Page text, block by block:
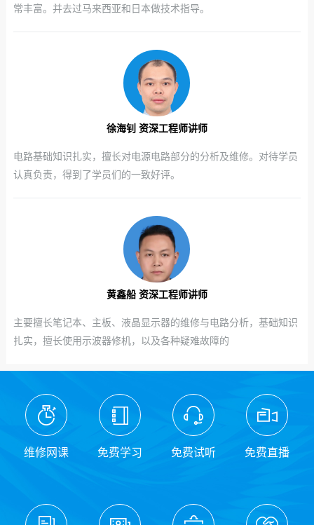
常丰富。并去过马来西亚和日本做技术指导。
徐海钊 资深工程师讲师
电路基础知识扎实，擅长对电源电路部分的分析及维修。对待学员
认真负责，得到了学员们的一致好评。
黄鑫船 资深工程师讲师
主要擅长笔记本、主板、液晶显示器的维修与电路分析，基础知识
扎实，擅长使用示波器修机，以及各种疑难故障的
维修网课 免费学习 免费试听 免费直播